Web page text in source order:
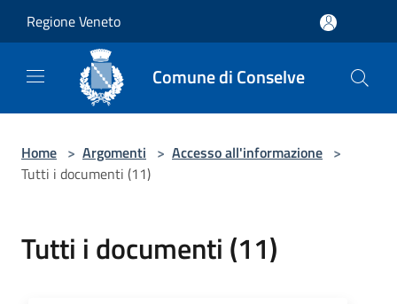
Regione Veneto
Comune di Conselve
Home > Argomenti > Accesso all'informazione >
Tutti i documenti (11)
Tutti i documenti (11)